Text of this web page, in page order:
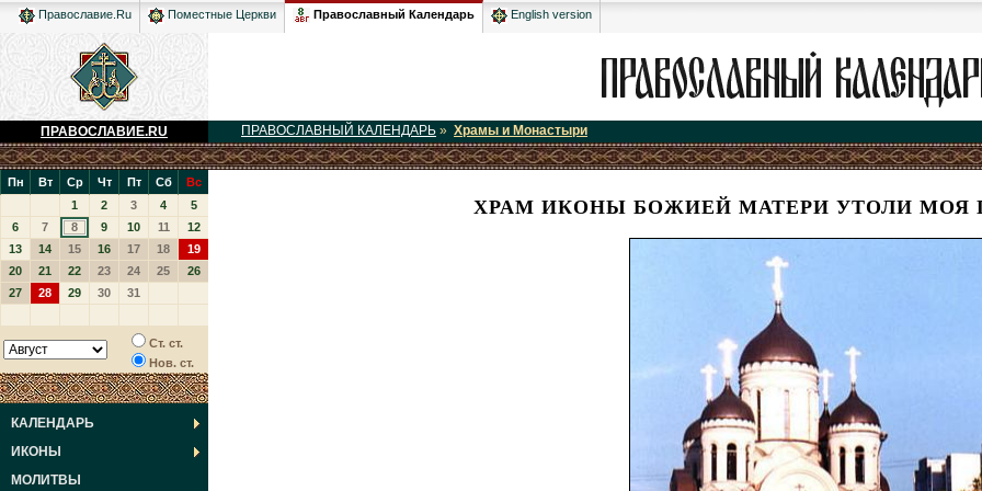
Православие.Ru Поместные Церкви Православный Календарь English version
ПРАВОСЛАВИЕ.RU ПРАВОСЛАВНЫЙ КАЛЕНДАРЬ » Храмы и Монастыри
Пн Вт Ср Чт Пт Сб
Вс
1
2 3 4
5
6
7 8 9 10 11
12
13
14 15 16 17 18
19
20
21 22 23 24 25
26
27
28 29 30 31
Ст. ст.
Нов. ст.
КАЛЕНДАРЬ
ИКОНЫ
МОЛИТВЫ
ХРАМ ИКОНЫ БОЖИЕЙ МАТЕРИ УТОЛИ МОЯ